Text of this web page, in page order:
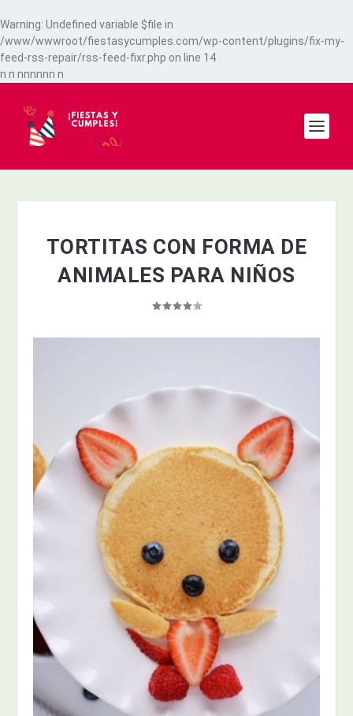
Warning: Undefined variable $file in
/www/wwwroot/fiestasycumples.com/wp-content/plugins/fix-my-
feed-rss-repair/rss-feed-fixr.php on line 14
n n nnnnnn n
TORTITAS CON FORMA DE
ANIMALES PARA NIÑOS